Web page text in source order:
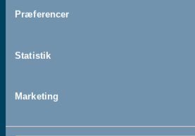
Præferencer
Statistik
Marketing
læst og accepteret vores